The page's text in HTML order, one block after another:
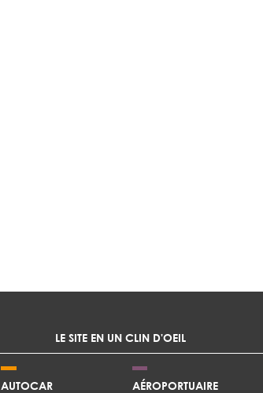
LE SITE EN UN CLIN D'OEIL
AUTOCAR AÉROPORTUAIRE